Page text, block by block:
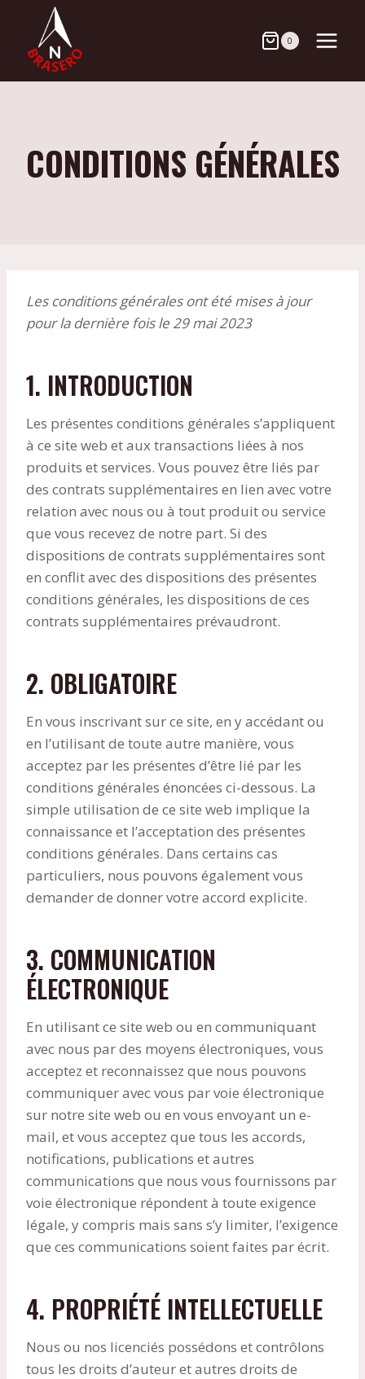
contenu
0
CONDITIONS GÉNÉRALES
Les conditions générales ont été mises à jour
pour la dernière fois le 29 mai 2023
1. INTRODUCTION
Les présentes conditions générales s’appliquent
à ce site web et aux transactions liées à nos
produits et services. Vous pouvez être liés par
des contrats supplémentaires en lien avec votre
relation avec nous ou à tout produit ou service
que vous recevez de notre part. Si des
dispositions de contrats supplémentaires sont
en conflit avec des dispositions des présentes
conditions générales, les dispositions de ces
contrats supplémentaires prévaudront.
2. OBLIGATOIRE
En vous inscrivant sur ce site, en y accédant ou
en l’utilisant de toute autre manière, vous
acceptez par les présentes d’être lié par les
conditions générales énoncées ci-dessous. La
simple utilisation de ce site web implique la
connaissance et l’acceptation des présentes
conditions générales. Dans certains cas
particuliers, nous pouvons également vous
demander de donner votre accord explicite.
3. COMMUNICATION
ÉLECTRONIQUE
En utilisant ce site web ou en communiquant
avec nous par des moyens électroniques, vous
acceptez et reconnaissez que nous pouvons
communiquer avec vous par voie électronique
sur notre site web ou en vous envoyant un e-
mail, et vous acceptez que tous les accords,
notifications, publications et autres
communications que nous vous fournissons par
voie électronique répondent à toute exigence
légale, y compris mais sans s’y limiter, l’exigence
que ces communications soient faites par écrit.
4. PROPRIÉTÉ INTELLECTUELLE
Nous ou nos licenciés possédons et contrôlons
tous les droits d’auteur et autres droits de